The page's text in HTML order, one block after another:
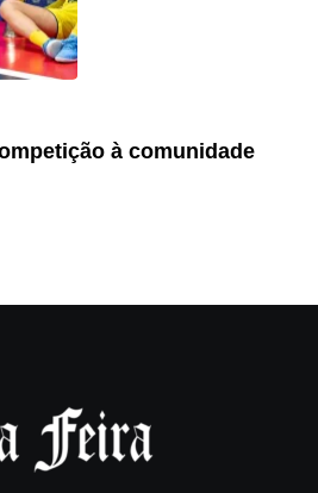
à comunidade